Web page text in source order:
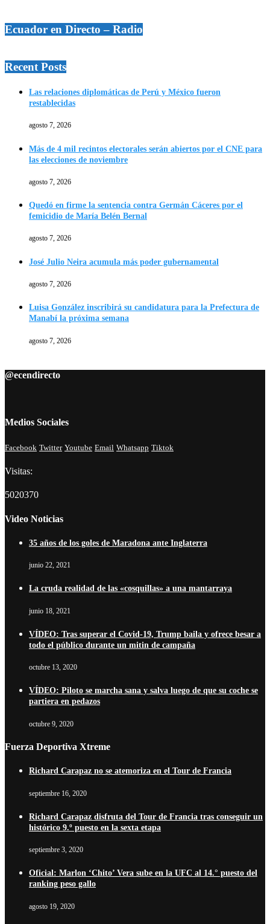
Ecuador en Directo – Radio
Recent Posts
Las relaciones diplomáticas de Perú y México fueron
restablecidas
agosto 7, 2026
Más de 4 mil recintos electorales serán abiertos por el CNE para
las elecciones de noviembre
agosto 7, 2026
Quedó en firme la sentencia contra Germán Cáceres por el
femicidio de María Belén Bernal
agosto 7, 2026
José Julio Neira acumula más poder gubernamental
agosto 7, 2026
Luisa González inscribirá su candidatura para la Prefectura de
Manabí la próxima semana
agosto 7, 2026
@ecendirecto
Medios Sociales
Facebook Twitter Youtube Email Whatsapp Tiktok
Visitas:
5020370
Video Noticias
35 años de los goles de Maradona ante Inglaterra
junio 22, 2021
La cruda realidad de las «cosquillas» a una mantarraya
junio 18, 2021
VÍDEO: Tras superar el Covid-19, Trump baila y ofrece besar a
todo el público durante un mitin de campaña
octubre 13, 2020
VÍDEO: Piloto se marcha sana y salva luego de que su coche se
partiera en pedazos
octubre 9, 2020
Fuerza Deportiva Xtreme
Richard Carapaz no se atemoriza en el Tour de Francia
septiembre 16, 2020
Richard Carapaz disfruta del Tour de Francia tras conseguir un
histórico 9.º puesto en la sexta etapa
septiembre 3, 2020
Oficial: Marlon ‘Chito’ Vera sube en la UFC al 14.° puesto del
ranking peso gallo
agosto 19, 2020